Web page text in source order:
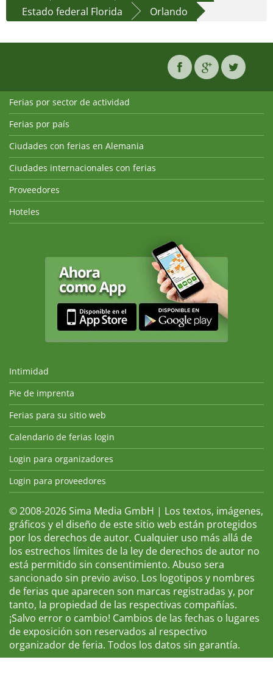
Estado federal Florida
Orlando
Ferias por sector de actividad
Ferias por país
Ciudades con ferias en Alemania
Ciudades internacionales con ferias
Proveedores
Hoteles
Intimidad
Pie de imprenta
Ferias para su sitio web
Calendario de ferias login
Login para organizadores
Login para proveedores
© 2008-2026 Sima Media GmbH | Los textos, imágenes,
gráficos y el diseño de este sitio web están protegidos
por los derechos de autor. Cualquier uso más allá de
los estrechos límites de la ley de derechos de autor no
está permitido sin consentimiento. Abuso sera
sancionado sin previo aviso. Los logotipos y nombres
de ferias que aparecen son marcas registradas y, por
tanto, la propiedad de las respectivas compañías.
¡Salvo error o cambio! Cambios de las fechas o lugares
de exposición son reservados al respectivo
organizador de feria. Todos los datos sin garantía.